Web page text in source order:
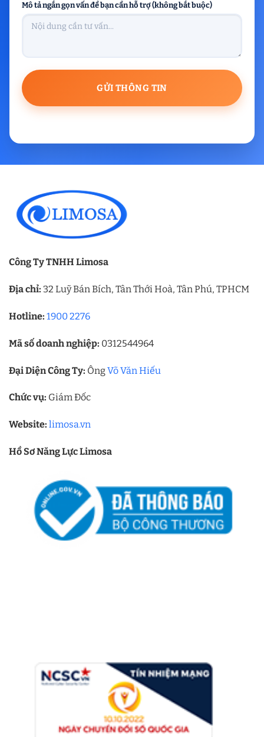
Mô tả ngắn gọn vấn đề bạn cần hỗ trợ (không bắt buộc)
Công Ty TNHH Limosa
Địa chỉ: 32 Luỹ Bán Bích, Tân Thới Hoà, Tân Phú, TPHCM
Hotline: 1900 2276
Mã số doanh nghiệp: 0312544964
Đại Diện Công Ty: ÔngVõ Văn Hiếu
Chức vụ: Giám Đốc
Website: limosa.vn
Hồ Sơ Năng Lực Limosa